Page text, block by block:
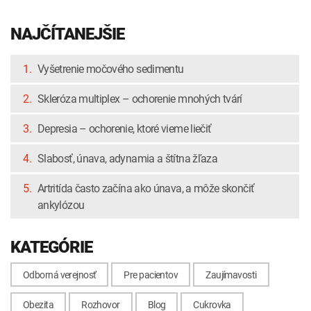
NAJČÍTANEJŠIE
1. Vyšetrenie močového sedimentu
2. Skleróza multiplex – ochorenie mnohých tvárí
3. Depresia – ochorenie, ktoré vieme liečiť
4. Slabosť, únava, adynamia a štítna žľaza
5. Artritída často začína ako únava, a môže skončiť
ankylózou
KATEGÓRIE
Odborná verejnosť Pre pacientov Zaujímavosti
Obezita Rozhovor Blog Cukrovka